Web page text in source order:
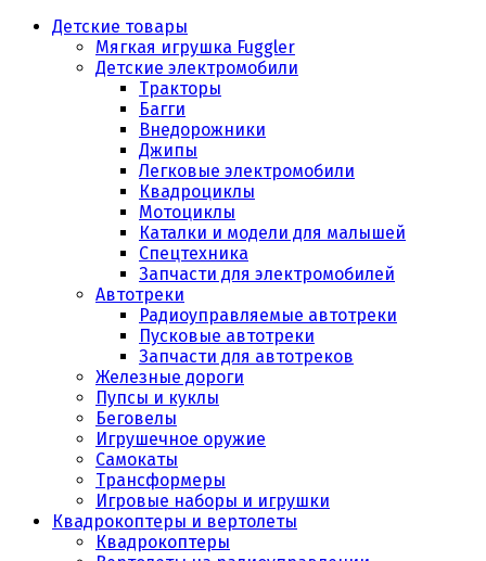
Детские товары
Мягкая игрушка Fuggler
Детские электромобили
Тракторы
Багги
Внедорожники
Джипы
Легковые электромобили
Квадроциклы
Мотоциклы
Каталки и модели для малышей
Спецтехника
Запчасти для электромобилей
Автотреки
Радиоуправляемые автотреки
Пусковые автотреки
Запчасти для автотреков
Железные дороги
Пупсы и куклы
Беговелы
Игрушечное оружие
Самокаты
Трансформеры
Игровые наборы и игрушки
Квадрокоптеры и вертолеты
Квадрокоптеры